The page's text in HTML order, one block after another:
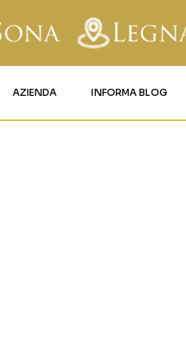
AZIENDA INFORMA BLOG